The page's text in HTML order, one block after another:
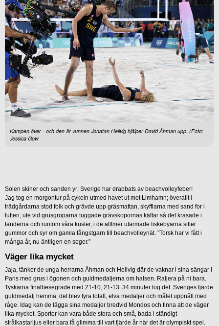
Kampen över - och den är vunnen.Jonatan Hellvig hjälper David Åhman upp. (Foto:
Jessica Gow
Solen skiner och sanden yr; Sverige har drabbats av beachvolleyfeber!
Jag tog en morgontur på cykeln utmed havet ut mot Limhamn; överallt i
trädgårdarna stod folk och grävde upp gräsmattan, skyfflarna med sand for i
luften, ute vid grusgroparna tuggade grävskopornas käftar så det krasade i
tänderna och runtom våra kuster, i de alltmer utarmade fiskebyarna sitter
gummor och syr om gamla fångstgarn till beachvolleynät. ”Torsk har vi fått i
många år, nu äntligen en seger.”
Väger lika mycket
Jaja, tänker de unga herrarna Åhman och Hellvig där de vaknar i sina sängar i
Paris med grus i ögonen och guldmedaljerna om halsen. Raljera på ni bara.
Tyskarna finalbesegrade med 21-10, 21-13. 34 minuter tog det. Sveriges fjärde
guldmedalj hemma, det blev fyra totalt, elva medaljer och målet uppnått med
råge. Idag kan de lägga sina medaljer bredvid Mondos och finna att de väger
lika mycket. Sporter kan vara både stora och små, bada i ständigt
strålkastarljus eller bara få glimma till vart fjärde år när det är olympiskt spel.